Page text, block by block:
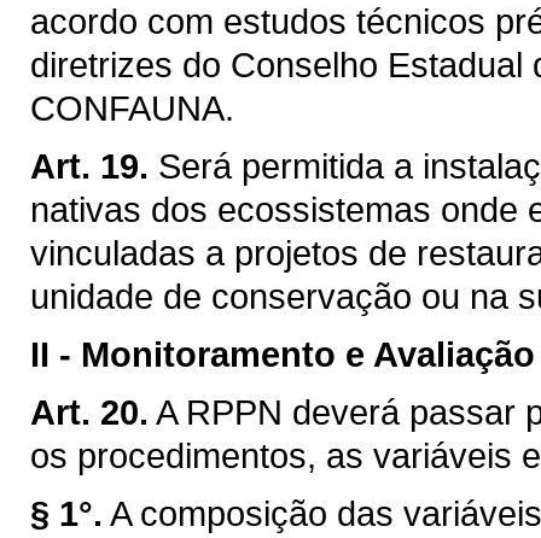
acordo com estudos técnicos
diretrizes do Conselho
CONFAUNA.
Art. 19. Será permitida a
nativas dos ecossistemas onde
vinculadas a projetos de
unidade de conservação ou na
II - Monitoramento e Avaliação
Art. 20. A RPPN deverá passar
os procedimentos, as variáveis
§ 1°. A composição das